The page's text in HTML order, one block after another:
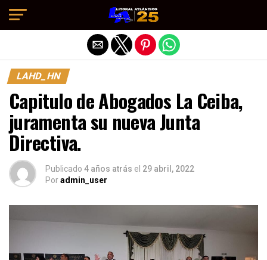
LAHD_HN
Capitulo de Abogados La Ceiba,
juramenta su nueva Junta
Directiva.
Publicado 4 años atrás el 29 abril, 2022
Poradmin_user
Salir de la versión móvil